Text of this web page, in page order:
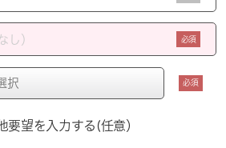
必須
必須
要望を入力する(任意）